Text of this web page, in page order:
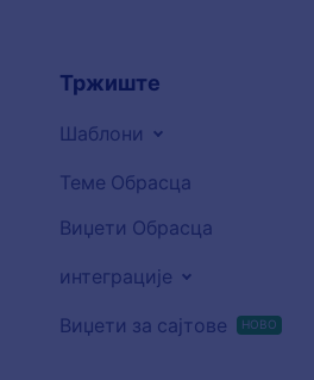
Тржиште
Шаблони
Теме Обрасца
Виџети Обрасца
интеграције
Виџети за сајтове НОВО